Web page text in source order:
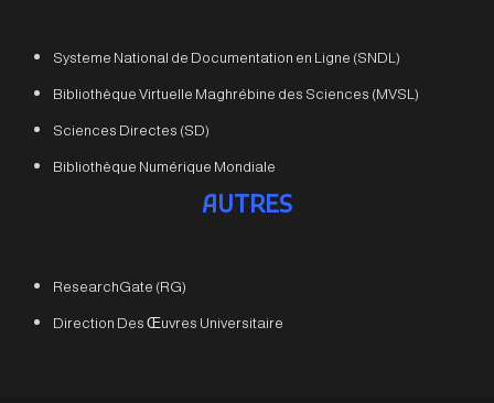
Systeme National de Documentation en Ligne (SNDL)
Bibliothèque Virtuelle Maghrébine des Sciences (MVSL)
Sciences Directes (SD)
Bibliothèque Numérique Mondiale
AUTRES
ResearchGate (RG)
Direction Des Œuvres Universitaire